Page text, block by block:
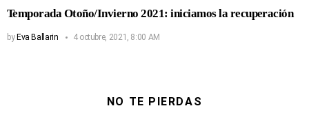
Temporada Otoño/Invierno 2021: iniciamos la recuperación
byEva Ballarin 4 octubre, 2021, 8:00 AM
NO TE PIERDAS